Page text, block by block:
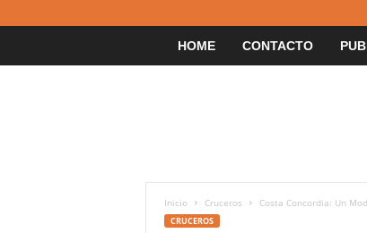
HOME CONTACTO
Inicio Cruceros Costa Concordia: Un
CRUCEROS